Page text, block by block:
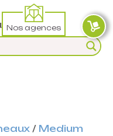
Nos agences
/ Medium